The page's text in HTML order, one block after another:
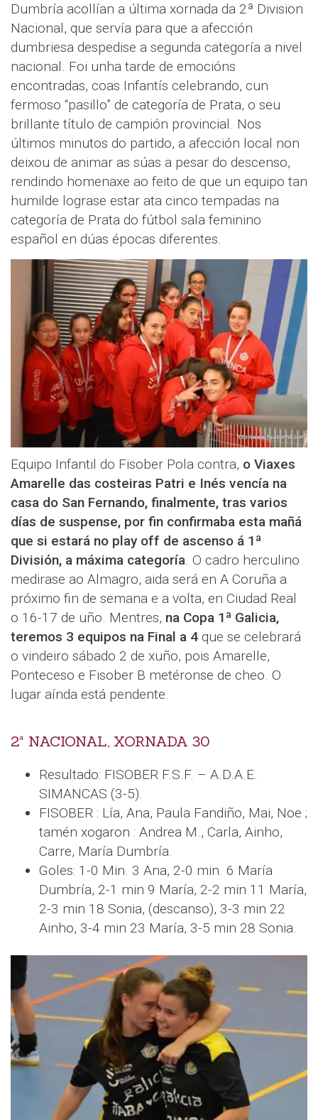
Dumbría acollían a última xornada da 2ª Division
Nacional, que servía para que a afección
dumbriesa despedise a segunda categoría a nivel
nacional. Foi unha tarde de emocións
encontradas, coas Infantís celebrando, cun
fermoso “pasillo” de categoría de Prata, o seu
brillante título de campión provincial. Nos
últimos minutos do partido, a afección local non
deixou de animar as súas a pesar do descenso,
rendindo homenaxe ao feito de que un equipo tan
humilde lograse estar ata cinco tempadas na
categoría de Prata do fútbol sala feminino
español en dúas épocas diferentes.
Equipo Infantil do Fisober Pola contra, o Viaxes
Amarelle das costeiras Patri e Inés vencía na
casa do San Fernando, finalmente, tras varios
días de suspense, por fin confirmaba esta mañá
que si estará no play off de ascenso á 1ª
División, a máxima categoría . O cadro herculino
medirase ao Almagro, aida será en A Coruña a
próximo fin de semana e a volta, en Ciudad Real
o 16-17 de uño. Mentres, na Copa 1ª Galicia,
teremos 3 equipos na Final a 4 que se celebrará
o vindeiro sábado 2 de xuño, pois Amarelle,
Ponteceso e Fisober B metéronse de cheo. O
lugar aínda está pendente.
2ª NACIONAL, XORNADA 30
Resultado: FISOBER F.S.F. – A.D.A.E.
SIMANCAS (3-5).
FISOBER : Lía, Ana, Paula Fandiño, Mai, Noe ;
tamén xogaron : Andrea M., Carla, Ainho,
Carre, María Dumbría.
Goles: 1-0 Min. 3 Ana, 2-0 min. 6 María
Dumbría, 2-1 min 9 María, 2-2 min 11 María,
2-3 min 18 Sonia, (descanso), 3-3 min 22
Ainho, 3-4 min 23 María, 3-5 min 28 Sonia.